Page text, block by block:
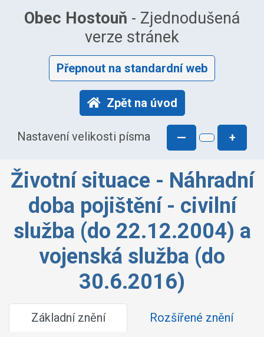
Obec Hostouň - Zjednodušená
verze stránek
Přepnout na standardní web
Zpět na úvod
Nastavení velikosti písma — +
Životní situace - Náhradní
doba pojištění - civilní
služba (do 22.12.2004) a
vojenská služba (do
30.6.2016)
Základní znění
Rozšířené znění